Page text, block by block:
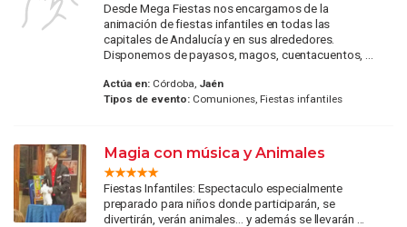
Desde Mega Fiestas nos encargamos de la
animación de fiestas infantiles en todas las
capitales de Andalucía y en sus alrededores.
Disponemos de payasos, magos, cuentacuentos, ...
Actúa en:Córdoba, Jaén
Tipos de evento:Comuniones, Fiestas infantiles
Magia con música y Animales
Fiestas Infantiles: Espectaculo especialmente
preparado para niños donde participarán, se
divertirán, verán animales... y además se llevarán ...